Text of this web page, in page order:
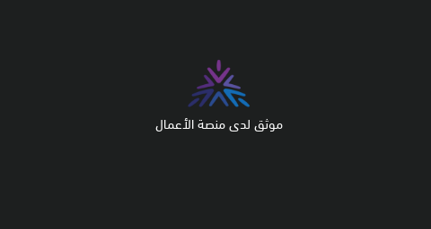
موثق لدى منصة الأعمال